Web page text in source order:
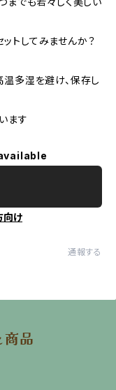
トしてみませんか？
多湿を避け、保存し
ます
向け
通報する
品